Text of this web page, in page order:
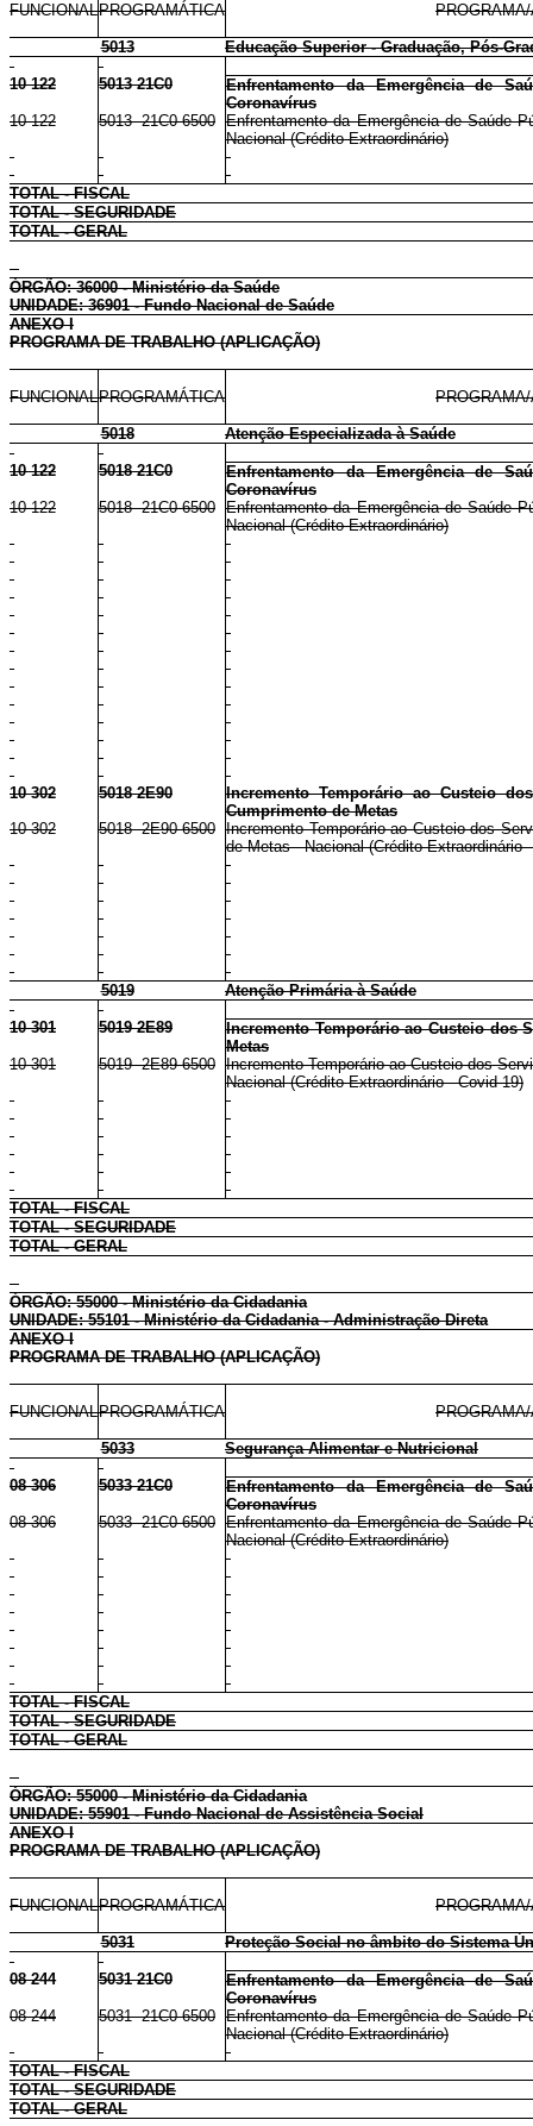
FUNCIONALPROGRAMÁTICA
5013 Educação Superior - Graduação, Pós-
10 122 5013 21C0
Enfrentamento da Emergência de
Coronavírus
10 122
5013 21C0 6500 Enfrentamento da Emergência de Saúde
Nacional (Crédito Extraordinário)
TOTAL - FISCAL
TOTAL - SEGURIDADE
TOTAL - GERAL
ÓRGÃO: 36000 - Ministério da Saúde
UNIDADE: 36901 - Fundo Nacional de Saúde
ANEXO I
PROGRAMA DE TRABALHO (APLICAÇÃO)
FUNCIONALPROGRAMÁTICA
5018 Atenção Especializada à Saúde
10 122 5018 21C0
Enfrentamento da Emergência de
Coronavírus
10 122
5018 21C0 6500 Enfrentamento da Emergência de Saúde
Nacional (Crédito Extraordinário)
10 302 5018 2E90
Incremento Temporário ao Custeio
Cumprimento de Metas
10 302
5018 2E90 6500 Incremento Temporário ao Custeio dos
de Metas - Nacional (Crédito Extraordinário
5019 Atenção Primária à Saúde
10 301 5019 2E89
Incremento Temporário ao Custeio dos
Metas
10 301
5019 2E89 6500 Incremento Temporário ao Custeio dos
Nacional (Crédito Extraordinário - Covid-19)
TOTAL - FISCAL
TOTAL - SEGURIDADE
TOTAL - GERAL
ÓRGÃO: 55000 - Ministério da Cidadania
UNIDADE: 55101 - Ministério da Cidadania - Administração Direta
ANEXO I
PROGRAMA DE TRABALHO (APLICAÇÃO)
FUNCIONALPROGRAMÁTICA
5033 Segurança Alimentar e Nutricional
08 306 5033 21C0
Enfrentamento da Emergência de
Coronavírus
08 306
5033 21C0 6500 Enfrentamento da Emergência de Saúde
Nacional (Crédito Extraordinário)
TOTAL - FISCAL
TOTAL - SEGURIDADE
TOTAL - GERAL
ÓRGÃO: 55000 - Ministério da Cidadania
UNIDADE: 55901 - Fundo Nacional de Assistência Social
ANEXO I
PROGRAMA DE TRABALHO (APLICAÇÃO)
FUNCIONALPROGRAMÁTICA
5031 Proteção Social no âmbito do Sistema
08 244 5031 21C0
Enfrentamento da Emergência de
Coronavírus
08 244
5031 21C0 6500 Enfrentamento da Emergência de Saúde
Nacional (Crédito Extraordinário)
TOTAL - FISCAL
TOTAL - SEGURIDADE
TOTAL - GERAL